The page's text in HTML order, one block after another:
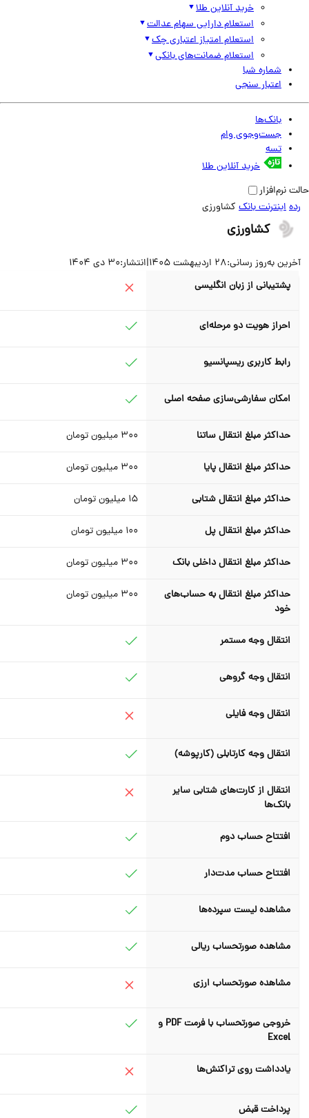
خرید آنلاین طلا
استعلام دارایی سهام عدالت
استعلام امتیاز اعتباری چک
استعلام ضمانت‌های بانکی
شماره شبا
اعتبار سنجی
بانک‌ها
جست‌وجوی وام
تسه
خرید آنلاین طلا
اینترنت بانککشاورزی
کشاورزی
به‌روز رسانی:28 اردیبهشت 1405 |انتشار:30 دی 1404
پشتیبانی از زبان انگلیسی
احراز هویت دو مرحله‌ای
رابط کاربری ریسپانسیو
امکان سفارشی‌سازی صفحه اصلی
حداکثر مبلغ انتقال ساتنا میلیون تومان
حداکثر مبلغ انتقال پایا میلیون تومان
حداکثر مبلغ انتقال شتابی میلیون تومان
حداکثر مبلغ انتقال پل میلیون تومان
حداکثر مبلغ انتقال داخلی بانک
حداکثر مبلغ انتقال به حساب‌های
انتقال وجه مستمر
انتقال وجه گروهی
انتقال وجه فایلی
انتقال وجه کارتابلی (کارپوشه)
انتقال از کارت‌های شتابی سایر
بانک‌ها
افتتاح حساب دوم
افتتاح حساب مدت‌دار
مشاهده لیست سپرده‌ها
مشاهده صورتحساب ریالی
مشاهده صورتحساب ارزی
خروجی صورتحساب با فرمت PDF و
Excel
یادداشت روی تراکنش‌ها
پرداخت قبض